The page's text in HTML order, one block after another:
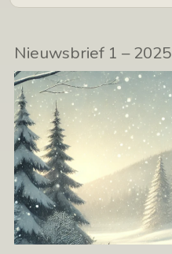
Nieuwsbrief 1 – 2025